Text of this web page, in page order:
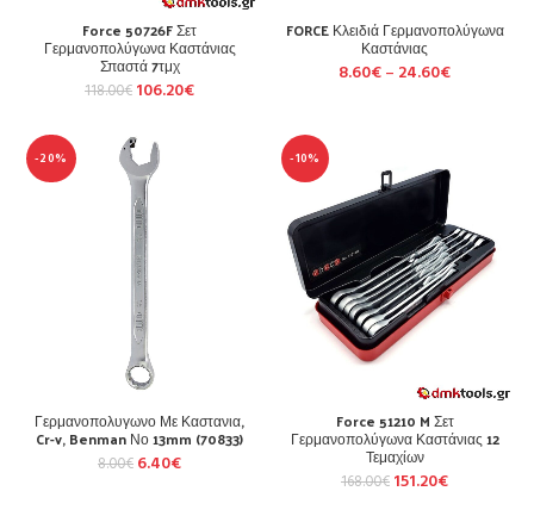
Force 50726F Σετ
Γερμανοπολύγωνα Καστάνιας
Σπαστά 7τμχ
118.00€ 106.20€
FORCE Κλειδιά Γερμανοπολύγωνα
Καστάνιας
8.60€– 24.60€
-20%
Γερμανοπολυγωνο Με Καστανια,
Cr-v, Benman Νο 13mm (70833)
8.00€ 6.40€
-10%
Force 51210 M Σετ
Γερμανοπολύγωνα Καστάνιας 12
Τεμαχίων
168.00€ 151.20€